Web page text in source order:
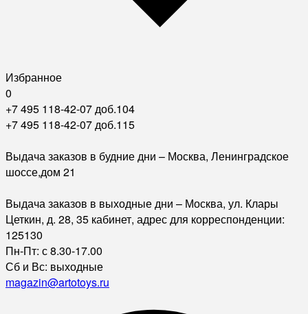
Избранное
0
+7 495 118-42-07 доб.104
+7 495 118-42-07 доб.115
Выдача заказов в будние дни – Москва, Ленинградское
шоссе,дом 21
Выдача заказов в выходные дни – Москва, ул. Клары
Цеткин, д. 28, 35 кабинет, адрес для корреспонденции:
125130
Пн-Пт: с 8.30-17.00
Сб и Вс: выходные
magazin@artotoys.ru